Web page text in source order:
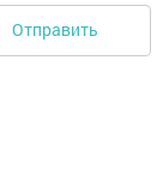
Отправить